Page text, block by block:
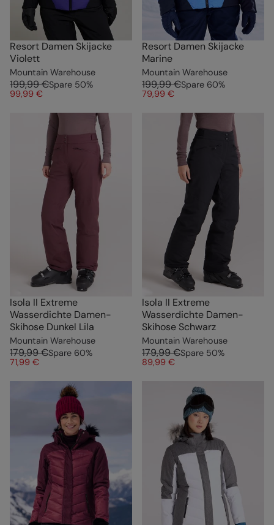
Resort Damen Skijacke
Violett
Mountain Warehouse
199,99 €Spare 50%
99,99 €
Resort Damen Skijacke
Marine
Mountain Warehouse
199,99 €Spare 60%
79,99 €
Isola II Extreme
Wasserdichte Damen-
Skihose Dunkel Lila
Mountain Warehouse
179,99 €Spare 60%
71,99 €
Isola II Extreme
Wasserdichte Damen-
Skihose Schwarz
Mountain Warehouse
179,99 €Spare 50%
89,99 €